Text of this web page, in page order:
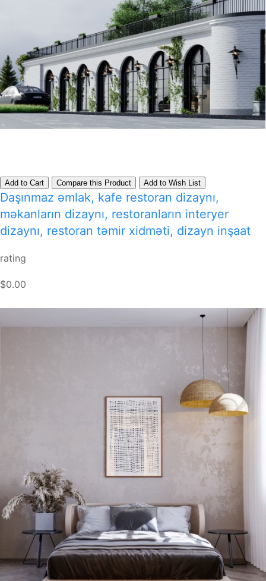
Add to Cart Compare this Product Add to Wish List
Daşınmaz əmlak, kafe restoran dizaynı,
məkanların dizaynı, restoranların interyer
dizaynı, restoran təmir xidməti, dizayn inşaat
rating
$0.00